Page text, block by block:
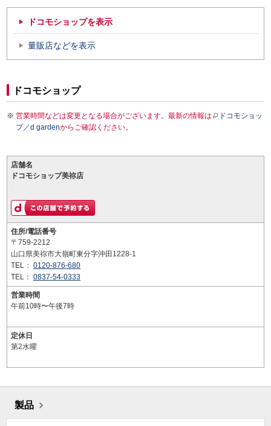
ドコモショップを表示
量販店などを表示
ドコモショップ
営業時間などは変更となる場合がございます。最新の情報は
ドコモショッ
プ／d gardenからご確認ください。
店舗名
ドコモショップ美祢店
住所/電話番号
〒759-2212
山口県美祢市大嶺町東分字沖田1228-1
TEL： 0120-876-680
TEL： 0837-54-0333
営業時間
午前10時〜午後7時
定休日
第2水曜
製品